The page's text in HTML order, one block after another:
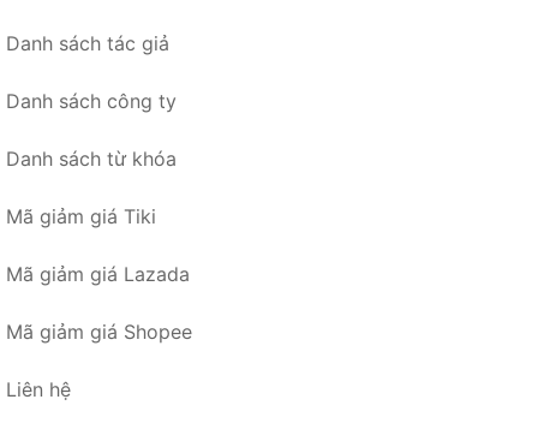
Danh sách tác giả
Danh sách công ty
Danh sách từ khóa
Mã giảm giá Tiki
Mã giảm giá Lazada
Mã giảm giá Shopee
Liên hệ